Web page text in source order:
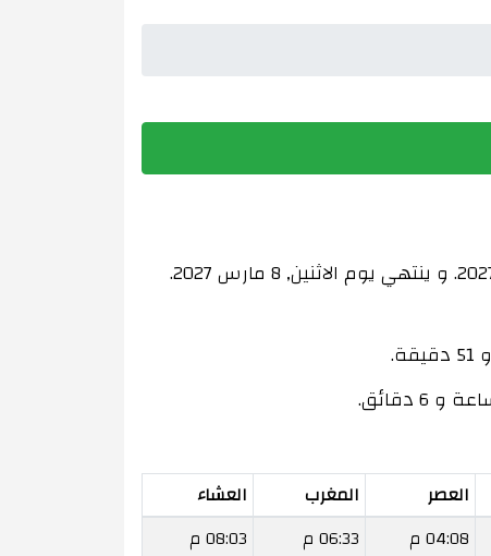
شهر رمضان هذا العام ، 2027 الميلادي ، 1448 الهجري ، في تالاس ، قرغيزستان يبدأ في الاثنين, 8 فبراير 2027. و ينتهي يوم الاثنين, 8 مارس 2027.
العصر المغرب
العشاء
04:08 م 06:33 م
08:03 م